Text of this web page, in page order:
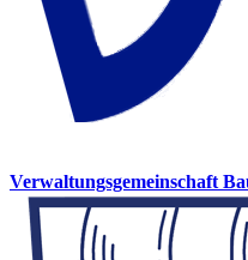
Verwaltungsgemeinschaft